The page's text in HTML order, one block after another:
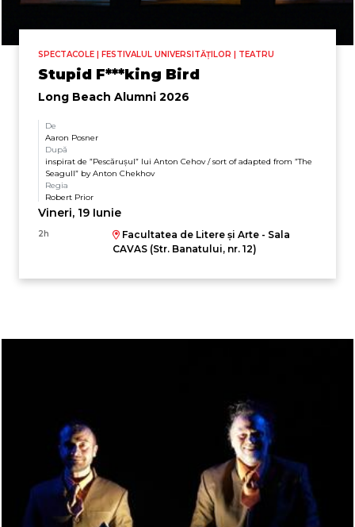
SPECTACOLE | FESTIVALUL UNIVERSITĂȚILOR | TEATRU
Stupid F***king Bird
Long Beach Alumni 2026
De
Aaron Posner
După
inspirat de ”Pescărușul” lui Anton Cehov / sort of adapted from ”The
Seagull” by Anton Chekhov
Regia
Robert Prior
Vineri, 19 Iunie
2h
Facultatea de Litere și Arte - Sala
CAVAS (Str. Banatului, nr. 12)